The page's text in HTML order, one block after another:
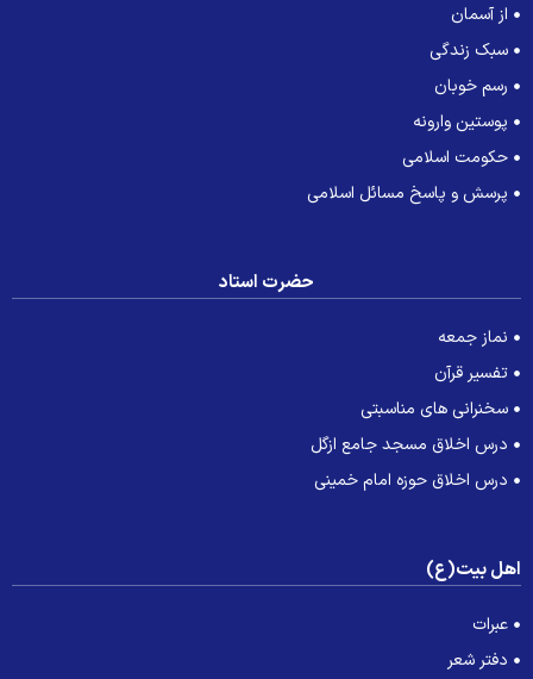
از آسمان
سبک زندگی
رسم خوبان
پوستین وارونه
حکومت اسلامی
پرسش و پاسخ مسائل اسلامی
حضرت استاد
نماز جمعه
تفسیر قرآن
سخنرانی های مناسبتی
درس اخلاق مسجد جامع ازگل
درس اخلاق حوزه امام خمینی
بیت(ع)
عبرات
دفتر شعر